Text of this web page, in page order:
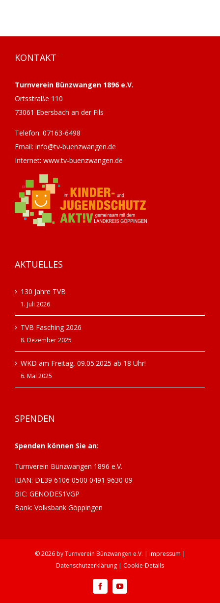
KONTAKT
Turnverein Bünzwangen 1896 e.V.
Ortsstraße 110
73061 Ebersbach an der Fils
Telefon: 07163-6498
Email: info@tv-buenzwangen.de
Internet: www.tv-buenzwangen.de
AKTUELLES
130 Jahre TVB
1. Juli 2026
TVB Fasching 2026
8. Dezember 2025
WKD am Freitag, 09.05.2025 ab 18 Uhr!
6. Mai 2025
SPENDEN
Spenden können Sie an:
Turnverein Bünzwangen 1896 e.V.
IBAN: DE39 6106 0500 0491 9630 09
BIC: GENODES1VGP
Bank: Volksbank Göppingen
©2026 byTurnverein Bünzwangen e.V. | Impressum |
Datenschutzerklärung | Cookie-Details
FacebookYouTube